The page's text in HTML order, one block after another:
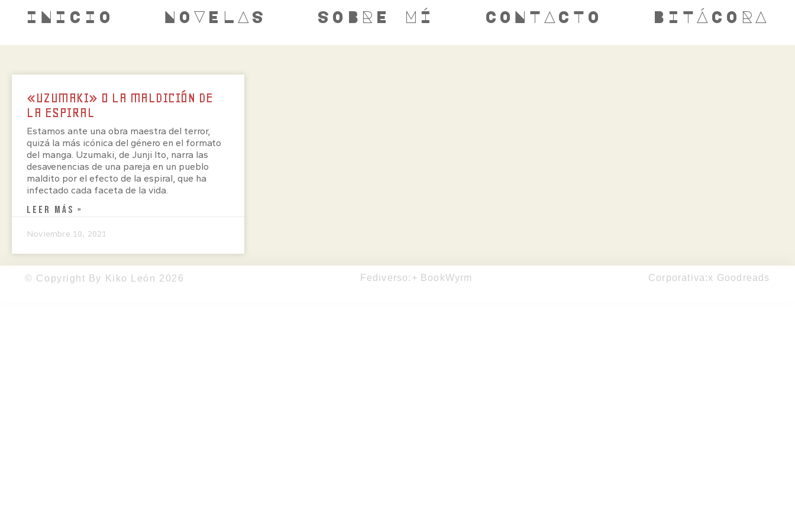
INICIO NOVELAS SOBRE MÍ CONTACTO BITÁCORA
«UZUMAKI» O LA MALDICIÓN DE
LA ESPIRAL
Estamos ante una obra maestra del terror,
quizá la más icónica del género en el formato
del manga. Uzumaki, de Junji Ito, narra las
desavenencias de una pareja en un pueblo
maldito por el efecto de la espiral, que ha
infectado cada faceta de la vida.
LEER MÁS »
Noviembre 10, 2021
© Copyright By Kiko León 2026 Fediverso: + BookWyrm Corporativa:x Goodreads